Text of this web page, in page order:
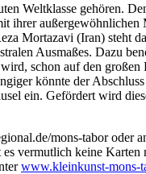
Weltklasse gehören.
ihrer
Mortazavi (Iran) steht
Ausmaßes. Dazu
schon auf den großen
könnte der
ein. Gefördert wird
mons-tabor
es vermutlich keine
www.kleinkunst-mons-